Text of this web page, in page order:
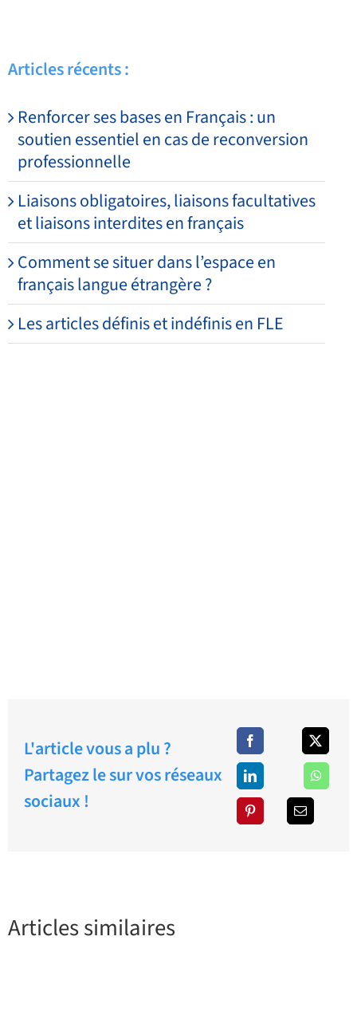
Articles récents :
Renforcer ses bases en Français : un
soutien essentiel en cas de reconversion
professionnelle
Liaisons obligatoires, liaisons facultatives
et liaisons interdites en français
Comment se situer dans l’espace en
français langue étrangère ?
Les articles définis et indéfinis en FLE
L'article vous a plu ?
Partagez le sur vos réseaux
sociaux !
Articles similaires